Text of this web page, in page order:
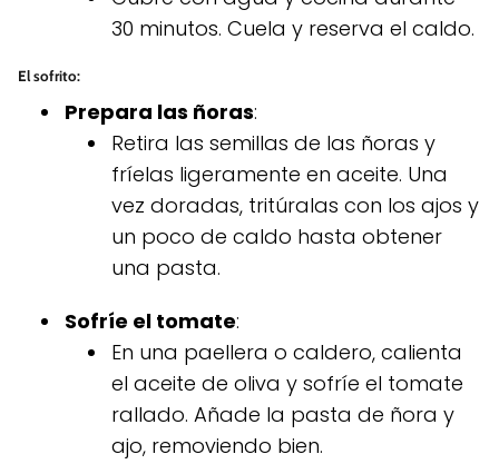
30 minutos. Cuela y reserva el caldo.
El sofrito:
Prepara las ñoras:
Retira las semillas de las ñoras y
fríelas ligeramente en aceite. Una
vez doradas, tritúralas con los ajos y
un poco de caldo hasta obtener
una pasta.
Sofríe el tomate:
En una paellera o caldero, calienta
el aceite de oliva y sofríe el tomate
rallado. Añade la pasta de ñora y
ajo, removiendo bien.